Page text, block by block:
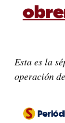
Esta es la
operación